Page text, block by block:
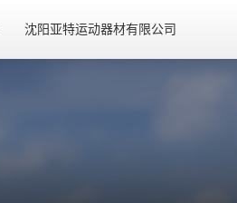
沈阳亚特运动器材有限公司